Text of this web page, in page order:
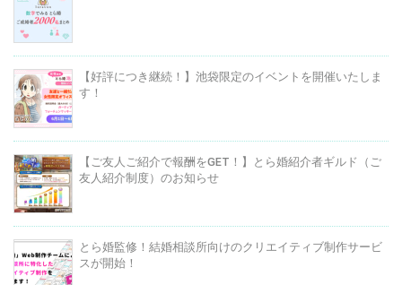
【好評につき継続！】池袋限定のイベントを開催いたしま
す！
【ご友人ご紹介で報酬をGET！】とら婚紹介者ギルド（ご
友人紹介制度）のお知らせ
とら婚監修！結婚相談所向けのクリエイティブ制作サービ
スが開始！